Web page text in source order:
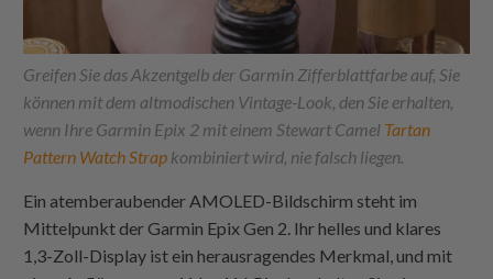
Greifen Sie das Akzentgelb der Garmin Zifferblattfarbe auf, Sie
können mit dem altmodischen Vintage-Look, den Sie erhalten,
wenn Ihre Garmin Epix 2 mit einem Stewart Camel Tartan
Pattern Watch Strap kombiniert wird, nie falsch liegen.
Ein atemberaubender AMOLED-Bildschirm steht im
Mittelpunkt der Garmin Epix Gen 2. Ihr helles und klares
1,3-Zoll-Display ist ein herausragendes Merkmal, und mit